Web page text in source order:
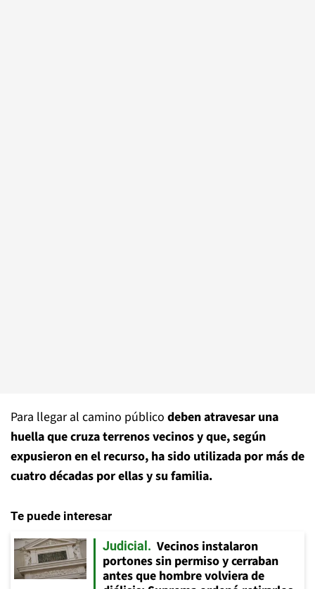
Para llegar al camino público deben atravesar una
huella que cruza terrenos vecinos y que, según
expusieron en el recurso, ha sido utilizada por más de
cuatro décadas por ellas y su familia.
Te puede interesar
Judicial
Vecinos instalaron
portones sin permiso y cerraban
antes que hombre volviera de